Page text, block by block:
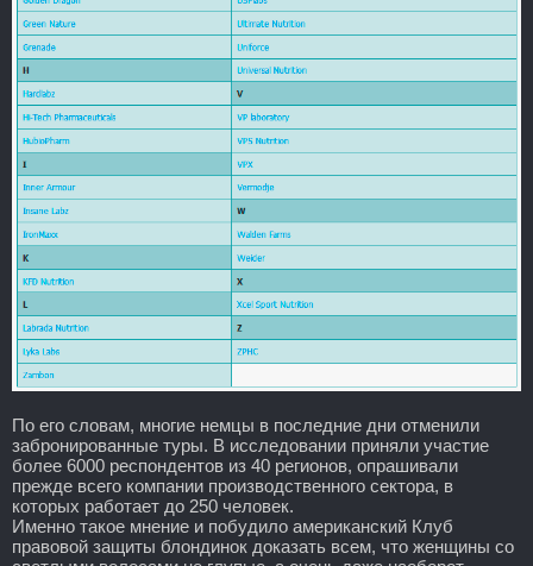
По его словам, многие немцы в последние дни отменили
забронированные туры. В исследовании приняли участие
более 6000 респондентов из 40 регионов, опрашивали
прежде всего компании производственного сектора, в
которых работает до 250 человек.
Именно такое мнение и побудило американский Клуб
правовой защиты блондинок доказать всем, что женщины со